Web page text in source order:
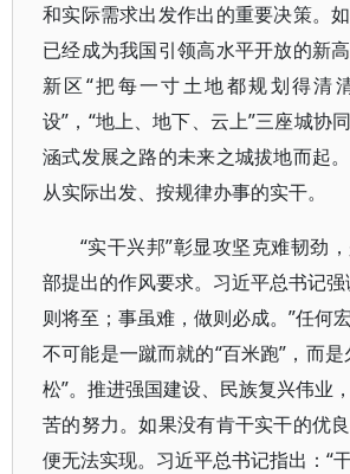
和实际需求出发作出的重要决策。
已经成为我国引领高水平开放的新
新区“把每一寸土地都规划得清
设”，“地上、地下、云上”三座城协
涵式发展之路的未来之城拔地而起
从实际出发、按规律办事的实干。
“实干兴邦”彰显攻坚克难韧劲
部提出的作风要求。习近平总书记
则将至；事虽难，做则必成。”任何
不可能是一蹴而就的“百米跑”，而
松”。推进强国建设、民族复兴伟业
苦的努力。如果没有肯干实干的优
便无法实现。习近平总书记指出：“